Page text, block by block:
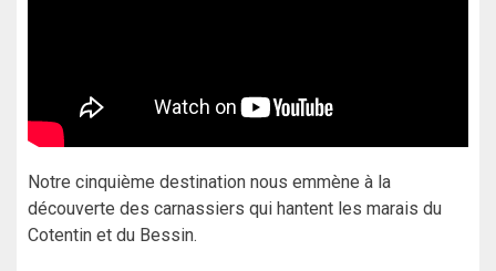
Notre cinquième destination nous emmène à la
découverte des carnassiers qui hantent les marais du
Cotentin et du Bessin.